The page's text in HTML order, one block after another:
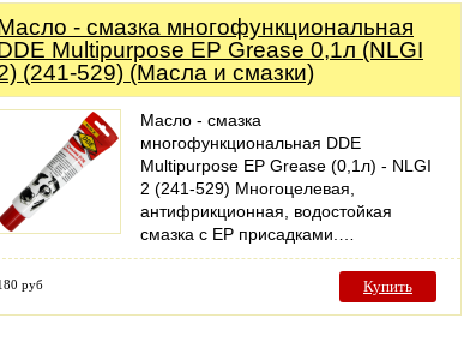
- смазка многофункциональная
Multipurpose ЕР Grease 0,1л (NLGI
(241-529) (Масла и смазки)
Масло - смазка
многофункциональная DDE
Multipurpose ЕР Grease (0,1л) - NLGI
2 (241-529) Многоцелевая,
антифрикционная, водостойкая
смазка с ЕР присадками.…
руб Купить